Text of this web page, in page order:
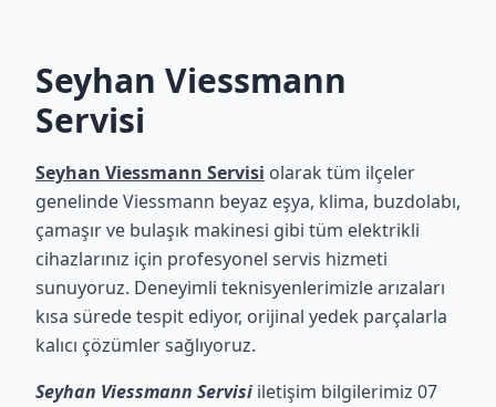
Seyhan Viessmann
Servisi
Seyhan Viessmann Servisi olarak tüm ilçeler
genelinde Viessmann beyaz eşya, klima, buzdolabı,
çamaşır ve bulaşık makinesi gibi tüm elektrikli
cihazlarınız için profesyonel servis hizmeti
sunuyoruz. Deneyimli teknisyenlerimizle arızaları
kısa sürede tespit ediyor, orijinal yedek parçalarla
kalıcı çözümler sağlıyoruz.
Seyhan Viessmann Servisi iletişim bilgilerimiz 07